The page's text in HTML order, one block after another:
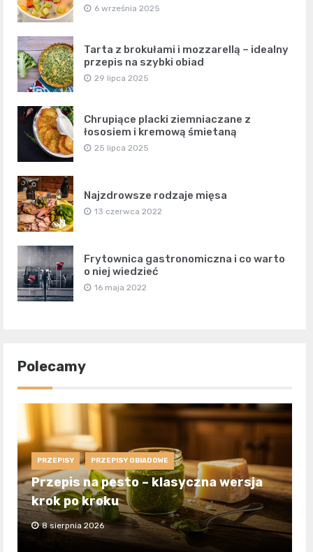
6 września 2025
Tarta z brokułami i mozzarellą – idealny
przepis na szybki obiad
29 lipca 2025
Chrupiące placki ziemniaczane z
łososiem i kremową śmietaną
25 lipca 2025
Najzdrowsze rodzaje mięsa
13 czerwca 2022
Frytownica gastronomiczna i co warto
o niej wiedzieć
16 maja 2022
Polecamy
PRZEPISY PRZEPISY OBIADOWE
Przepis na pesto – klasyczna wersja
krok po kroku
8 sierpnia 2026